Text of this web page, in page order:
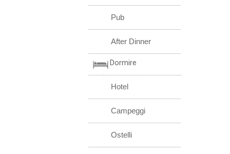
Pub
After Dinner
Dormire
Hotel
Campeggi
Ostelli